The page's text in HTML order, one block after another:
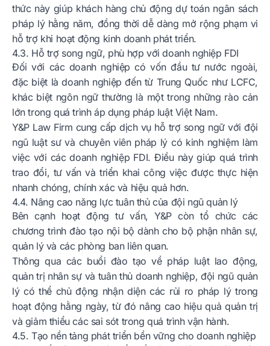
thức này giúp khách hàng chủ động dự toán ngân sách
pháp lý hằng năm, đồng thời dễ dàng mở rộng phạm vi
hỗ trợ khi hoạt động kinh doanh phát triển.
4.3. Hỗ trợ song ngữ, phù hợp với doanh nghiệp FDI
Đối với các doanh nghiệp có vốn đầu tư nước ngoài,
đặc biệt là doanh nghiệp đến từ Trung Quốc như LCFC,
khác biệt ngôn ngữ thường là một trong những rào cản
lớn trong quá trình áp dụng pháp luật Việt Nam.
Y&P Law Firm cung cấp dịch vụ hỗ trợ song ngữ với đội
ngũ luật sư và chuyên viên pháp lý có kinh nghiệm làm
việc với các doanh nghiệp FDI. Điều này giúp quá trình
trao đổi, tư vấn và triển khai công việc được thực hiện
nhanh chóng, chính xác và hiệu quả hơn.
4.4. Nâng cao năng lực tuân thủ của đội ngũ quản lý
Bên cạnh hoạt động tư vấn, Y&P còn tổ chức các
chương trình đào tạo nội bộ dành cho bộ phận nhân sự,
quản lý và các phòng ban liên quan.
Thông qua các buổi đào tạo về pháp luật lao động,
quản trị nhân sự và tuân thủ doanh nghiệp, đội ngũ quản
lý có thể chủ động nhận diện các rủi ro pháp lý trong
hoạt động hằng ngày, từ đó nâng cao hiệu quả quản trị
và giảm thiểu các sai sót trong quá trình vận hành.
4.5. Tạo nền tảng phát triển bền vững cho doanh nghiệp